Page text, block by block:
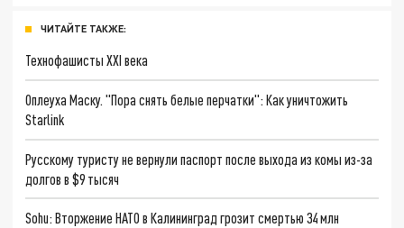
ЧИТАЙТЕ ТАКЖЕ:
Технофашисты XXI века
Оплеуха Маску. "Пора снять белые перчатки": Как уничтожить
Starlink
Русскому туристу не вернули паспорт после выхода из комы из-за
долгов в $9 тысяч
Sohu: Вторжение НАТО в Калининград грозит смертью 34 млн